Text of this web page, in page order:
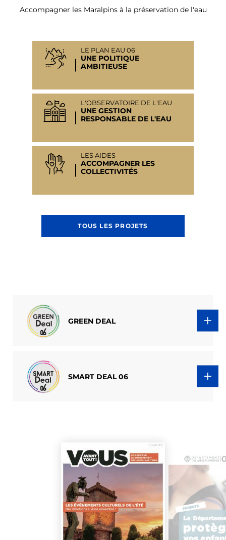
LE PLAN EAU 06
UNE POLITIQUE
AMBITIEUSE
L'OBSERVATOIRE DE L'EAU
UNE GESTION
RESPONSABLE DE L'EAU
LES AIDES
ACCOMPAGNER LES
COLLECTIVITÉS
Accompagner les Maralpins à la préservation de l'eau
TOUS LES PROJETS
GREEN DEAL
SMART DEAL 06